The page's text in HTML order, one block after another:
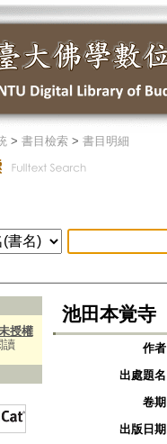
> 書目檢索 > 書目明細
授權
讀
池田本覚寺
作者
出處題名
卷期
出版日期